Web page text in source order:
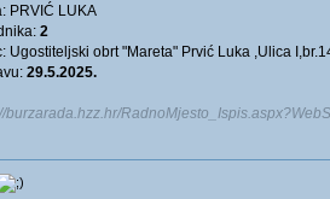
PRVIĆ LUKA
2
Ugostiteljski obrt "Mareta" Prvić Luka ,Ulica
29.5.2025.
burzarada.hzz.hr/